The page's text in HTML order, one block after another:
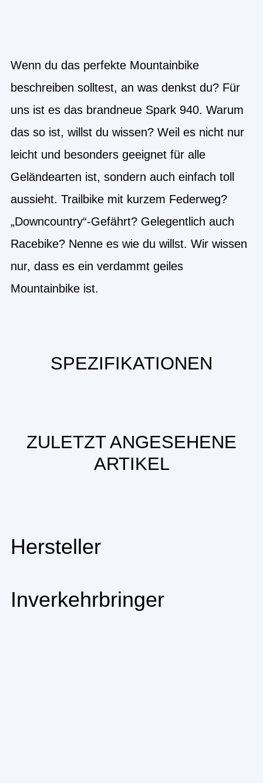
Wenn du das perfekte Mountainbike
beschreiben solltest, an was denkst du? Für
uns ist es das brandneue Spark 940. Warum
das so ist, willst du wissen? Weil es nicht nur
leicht und besonders geeignet für alle
Geländearten ist, sondern auch einfach toll
aussieht. Trailbike mit kurzem Federweg?
„Downcountry“-Gefährt? Gelegentlich auch
Racebike? Nenne es wie du willst. Wir wissen
nur, dass es ein verdammt geiles
Mountainbike ist.
SPEZIFIKATIONEN
ZULETZT ANGESEHENE
ARTIKEL
Hersteller
Inverkehrbringer